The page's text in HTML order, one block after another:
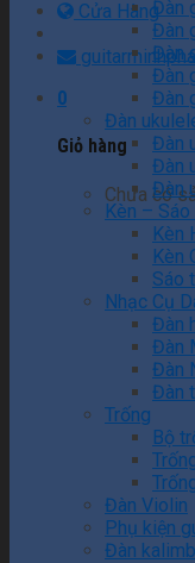
Cửa Hàng
0
Giỏ hàng
Chưa có
Đàn
Đàn
Đàn
Đàn
Đàn
Đàn
Đàn
Đàn
Đàn
Kèn –
Kèn
Kèn
Sáo
Nhạc Cụ
Đàn
Đàn
Đàn
Đàn
Trống
Bộ
Đàn Violin
Phụ kiện
Đàn